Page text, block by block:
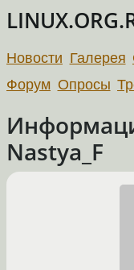
Новости Галерея
Форум Опросы
Nastya_F